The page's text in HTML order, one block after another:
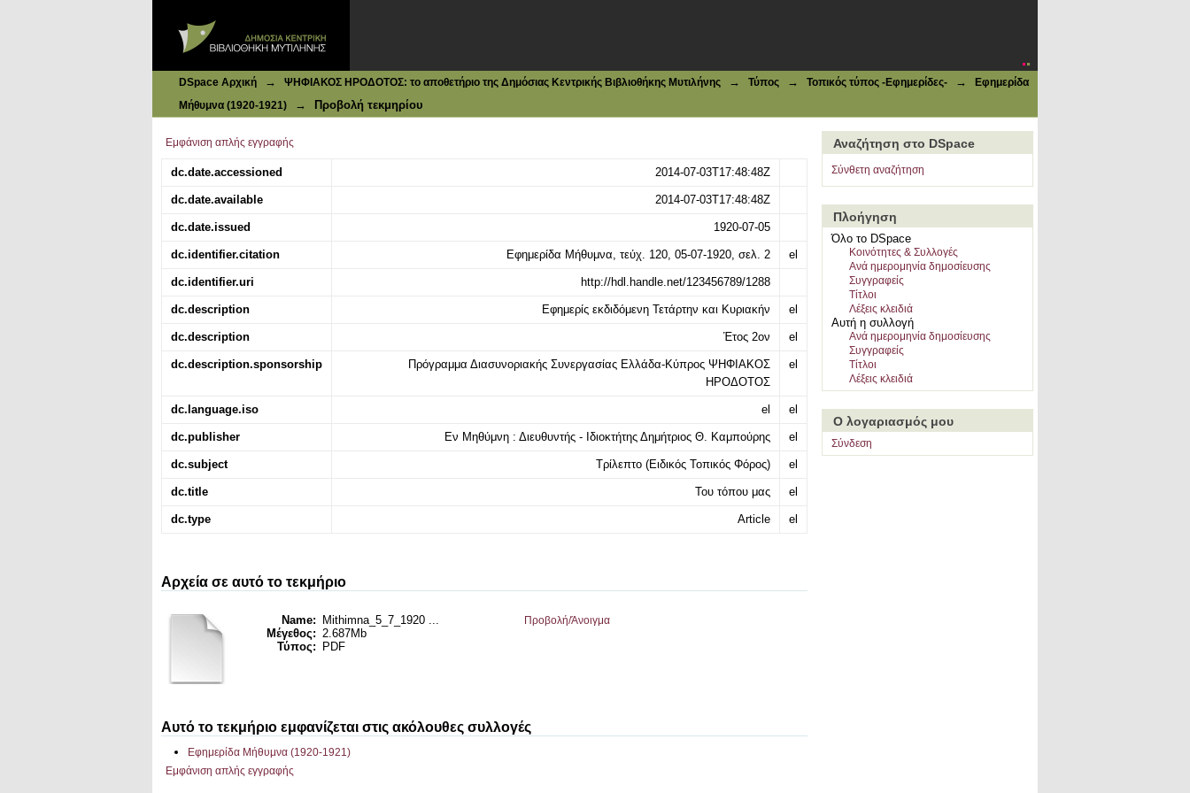
DSpace Αρχική → ΨΗΦΙΑΚΟΣ ΗΡΟΔΟΤΟΣ: το αποθετήριο της Δημόσιας Κεντρικής Βιβλιοθήκης Μυτιλήνης → Τύπος → Τοπικός τύπος -Εφημερίδες- →
Εφημερίδα
Μήθυμνα (1920-1921)
→ Προβολή τεκμηρίου
Εμφάνιση απλής εγγραφής
dc.date.accessioned 2014-07-03T17:48:48Z
dc.date.available 2014-07-03T17:48:48Z
dc.date.issued 1920-07-05
dc.identifier.citation Εφημερίδα Μήθυμνα, τεύχ. 120, 05-07-1920, σελ. 2 el
dc.identifier.uri http://hdl.handle.net/123456789/1288
dc.description Εφημερίς εκδιδόμενη Τετάρτην και Κυριακήν el
dc.description Έτος 2ον el
dc.description.sponsorship
Πρόγραμμα Διασυνοριακής Συνεργασίας Ελλάδα-Κύπρος ΨΗΦΙΑΚΟΣ
ΗΡΟΔΟΤΟΣ
el
dc.language.iso el el
dc.publisher Εν Μηθύμνη : Διευθυντής - Ιδιοκτήτης Δημήτριος Θ. Καμπούρης el
dc.subject Τρίλεπτο (Ειδικός Τοπικός Φόρος) el
dc.title Του τόπου μας el
dc.type Article el
Αρχεία σε αυτό το τεκμήριο
Name:
Mithimna_5_7_1920 ...
Μέγεθος: 2.687Mb
Τύπος:
PDF
Προβολή/Άνοιγμα
Αυτό το τεκμήριο εμφανίζεται στις ακόλουθες συλλογές
Εφημερίδα Μήθυμνα (1920-1921)
Εμφάνιση απλής εγγραφής
Αναζήτηση στο DSpace
Σύνθετη αναζήτηση
Πλοήγηση
Όλο το DSpace
Κοινότητες & Συλλογές
Ανά ημερομηνία δημοσίευσης
Συγγραφείς
Τίτλοι
Λέξεις κλειδιά
Αυτή η συλλογή
Ανά ημερομηνία δημοσίευσης
Συγγραφείς
Τίτλοι
Λέξεις κλειδιά
Ο λογαριασμός μου
Σύνδεση